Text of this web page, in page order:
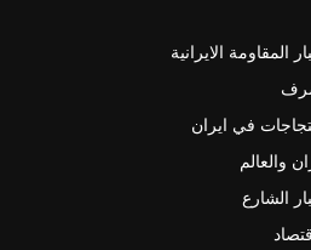
المقاومة الايرانية
في ايران
والعالم
الشارع